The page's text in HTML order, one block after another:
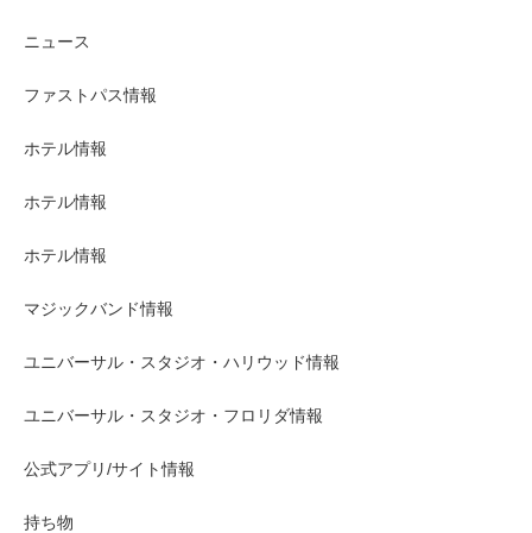
ニュース
ファストパス情報
ホテル情報
ホテル情報
ホテル情報
マジックバンド情報
ユニバーサル・スタジオ・ハリウッド情報
ユニバーサル・スタジオ・フロリダ情報
公式アプリ/サイト情報
持ち物